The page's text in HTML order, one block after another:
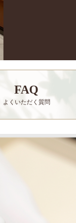
FAQ
よくいただく質問